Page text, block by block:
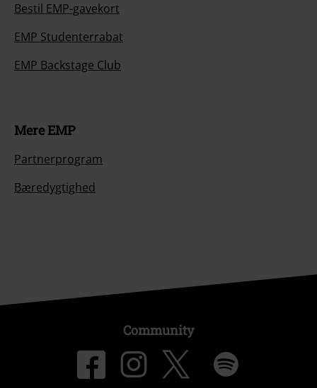
Bestil EMP-gavekort
EMP Studenterrabat
EMP Backstage Club
Mere EMP
Partnerprogram
Bæredygtighed
Community